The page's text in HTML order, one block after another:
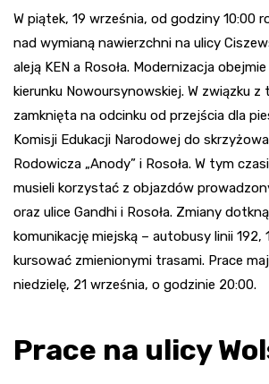
W piątek, 19 września, od godziny 10:00
nad wymianą nawierzchni na ulicy
aleją KEN a Rosoła. Modernizacja
kierunku Nowoursynowskiej. W związku
zamknięta na odcinku od przejścia dla
Komisji Edukacji Narodowej do
Rodowicza „Anody” i Rosoła. W tym
musieli korzystać z objazdów
oraz ulice Gandhi i Rosoła. Zmiany
komunikację miejską – autobusy linii 192,
kursować zmienionymi trasami. Prace
niedzielę, 21 września, o godzinie 20:00.
Prace na ulicy